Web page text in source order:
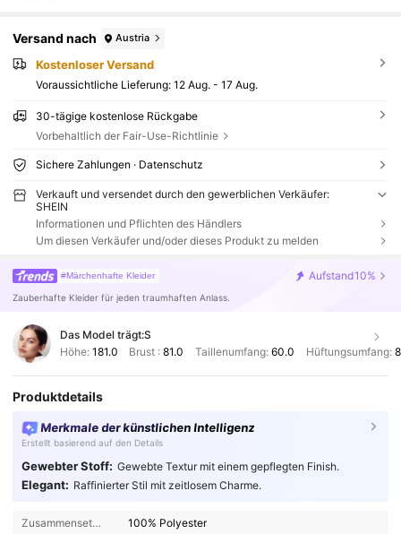
Versand nach Austria
Kostenloser Versand
Voraussichtliche Lieferung: 12 Aug. - 17 Aug.
30-tägige kostenlose Rückgabe
Vorbehaltlich der Fair-Use-Richtlinie
Sichere Zahlungen · Datenschutz
Verkauft und versendet durch den gewerblichen Verkäufer:
SHEIN
Informationen und Pflichten des Händlers
Um diesen Verkäufer und/oder dieses Produkt zu melden
#Märchenhafte Kleider Aufstand10%
Zauberhafte Kleider für jeden traumhaften Anlass.
Das Model trägt:S
Höhe: 181.0 Brust :81.0 Taillenumfang: 60.0 Hüftungsumfang:
Produktdetails
Merkmale der künstlichen Intelligenz
Erstellt basierend auf den Details
Gewebter Stoff: Gewebte Textur mit einem gepflegten Finish.
Elegant: Raffinierter Stil mit zeitlosem Charme.
Zusammensetzung: 100% Polyester